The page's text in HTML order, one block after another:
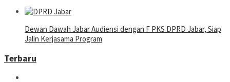
Dewan Dawah Jabar Audiensi dengan F PKS DPRD Jabar, Siap
Jalin Kerjasama Program
Terbaru